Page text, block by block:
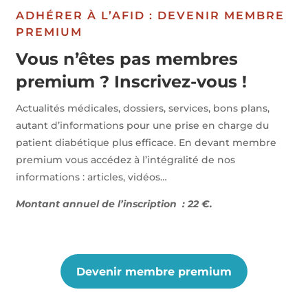
ADHÉRER À L’AFID : DEVENIR MEMBRE
PREMIUM
Vous n’êtes pas membres
premium ? Inscrivez-vous !
Actualités médicales, dossiers, services, bons plans,
autant d’informations pour une prise en charge du
patient diabétique plus efficace. En devant membre
premium vous accédez à l’intégralité de nos
informations : articles, vidéos…
Montant annuel de l’inscription : 22 €.
Devenir membre premium